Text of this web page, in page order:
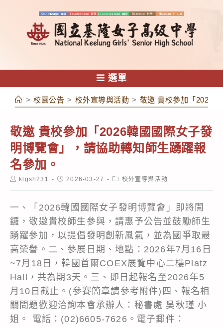
容
選單
> 校園公告 > 校外宣導與活動 > 敬邀 貴校參加「2026
敬邀 貴校參加「2026韓國國際女子發
明博覽會」，請協助轉知師生踴躍報
名參加。
Postklgsh231
Post2026-03-27
Post校外宣導與活動
一、「2026韓國國際女子發明博覽會」即將開
鑼，敬邀貴校師生參與，請惠予公告並鼓勵師生
踴躍參加，以提倡發明創新風氣，並為國爭取最
高榮譽。二、參展日期、地點：2026年7月16日
~7月18日，韓國首爾COEX展覽中心二樓Platz
Hall，共為期3天。三、即日起報名至2026年5
月10日截止。(參賽簡章請參考附件)四、報名相
關問題歡迎洽詢本會承辦人：秘書處 吳秋瑾 小
姐。 電話：(02)6605-7626。電子郵件：